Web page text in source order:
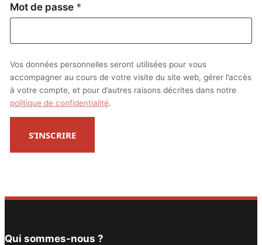
Mot de passe *
Vos données personnelles seront utilisées pour vous
accompagner au cours de votre visite du site web, gérer l’accès
à votre compte, et pour d’autres raisons décrites dans notre
politique de confidentialité.
S’INSCRIRE
Qui sommes-nous ?